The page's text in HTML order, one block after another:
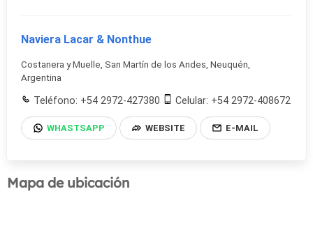
Naviera Lacar & Nonthue
Costanera y Muelle, San Martín de los Andes, Neuquén,
Argentina
Teléfono: +54 2972-427380 Celular: +54 2972-408672
WHASTSAPP WEBSITE E-MAIL
Mapa de ubicación